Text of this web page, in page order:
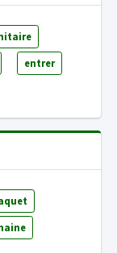
entrer